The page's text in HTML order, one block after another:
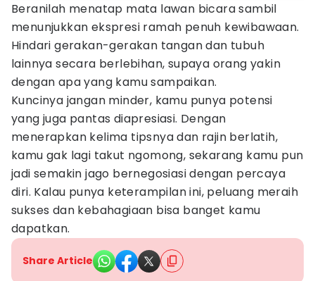
Beranilah menatap mata lawan bicara sambil
menunjukkan ekspresi ramah penuh kewibawaan.
Hindari gerakan-gerakan tangan dan tubuh
lainnya secara berlebihan, supaya orang yakin
dengan apa yang kamu sampaikan.
Kuncinya jangan minder, kamu punya potensi
yang juga pantas diapresiasi. Dengan
menerapkan kelima tipsnya dan rajin berlatih,
kamu gak lagi takut ngomong, sekarang kamu pun
jadi semakin jago bernegosiasi dengan percaya
diri. Kalau punya keterampilan ini, peluang meraih
sukses dan kebahagiaan bisa banget kamu
dapatkan.
Share Article